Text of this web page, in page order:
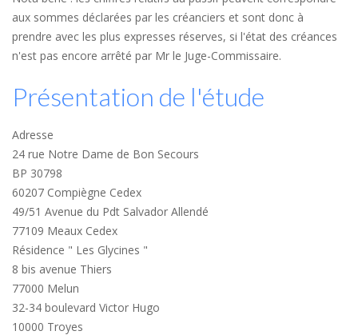
aux sommes déclarées par les créanciers et sont donc à
prendre avec les plus expresses réserves, si l'état des créances
n'est pas encore arrêté par Mr le Juge-Commissaire.
Présentation de l'étude
Adresse
24 rue Notre Dame de Bon Secours
BP 30798
60207 Compiègne Cedex
49/51 Avenue du Pdt Salvador Allendé
77109 Meaux Cedex
Résidence " Les Glycines "
8 bis avenue Thiers
77000 Melun
32-34 boulevard Victor Hugo
10000 Troyes